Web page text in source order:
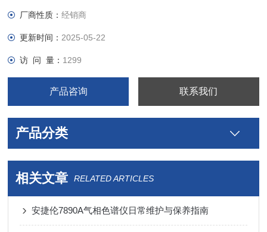
厂商性质：经销商
更新时间： 2025-05-22
访 问 量： 1299
产品咨询 联系我们
产品分类
相关文章 RELATED ARTICLES
安捷伦7890A气相色谱仪日常维护与保养指南